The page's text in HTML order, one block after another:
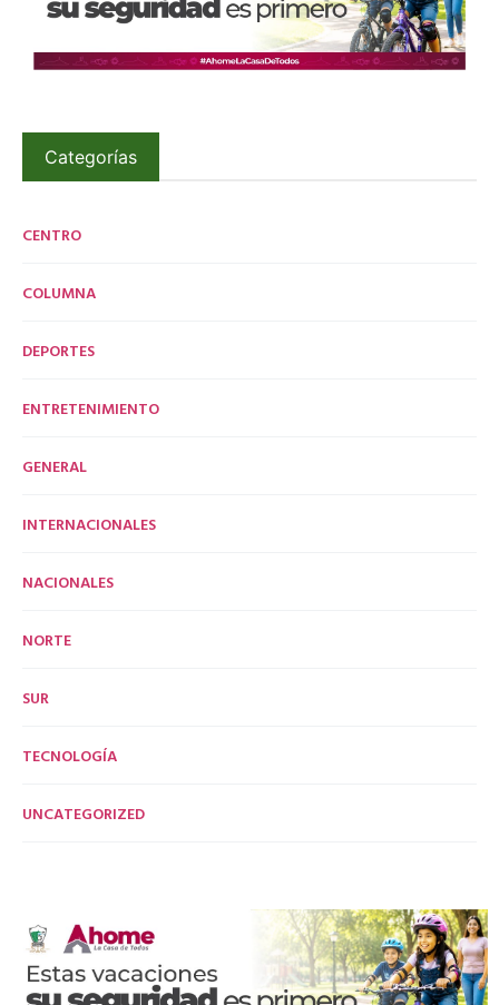
Categorías
CENTRO
COLUMNA
DEPORTES
ENTRETENIMIENTO
GENERAL
INTERNACIONALES
NACIONALES
NORTE
SUR
TECNOLOGÍA
UNCATEGORIZED